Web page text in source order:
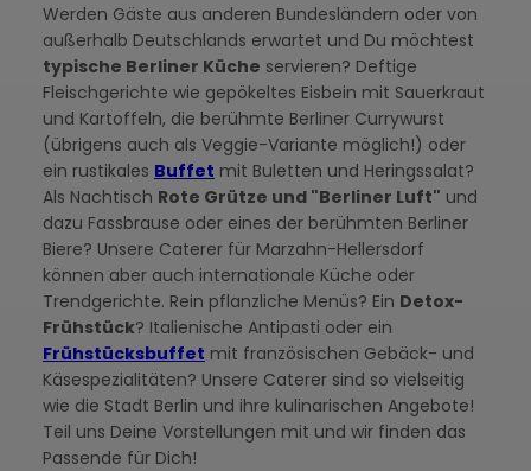
Werden Gäste aus anderen Bundesländern oder von
außerhalb Deutschlands erwartet und Du möchtest
typische Berliner Küche servieren? Deftige
Fleischgerichte wie gepökeltes Eisbein mit Sauerkraut
und Kartoffeln, die berühmte Berliner Currywurst
(übrigens auch als Veggie-Variante möglich!) oder
ein rustikales Buffet mit Buletten und Heringssalat?
Als Nachtisch Rote Grütze und "Berliner Luft" und
dazu Fassbrause oder eines der berühmten Berliner
Biere? Unsere Caterer für Marzahn-Hellersdorf
können aber auch internationale Küche oder
Trendgerichte. Rein pflanzliche Menüs? Ein Detox-
Frühstück? Italienische Antipasti oder ein
Frühstücksbuffet mit französischen Gebäck- und
Käsespezialitäten? Unsere Caterer sind so vielseitig
wie die Stadt Berlin und ihre kulinarischen Angebote!
Teil uns Deine Vorstellungen mit und wir finden das
Passende für Dich!